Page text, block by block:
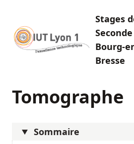
Stages
Seconde
Bourg-
Bresse
Tomographe
Sommaire